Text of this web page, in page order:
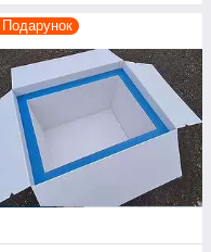
Подарунок